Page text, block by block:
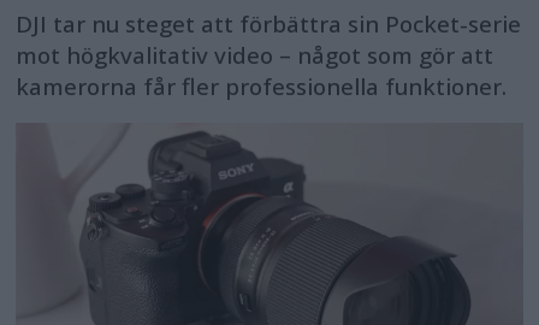
DJI tar nu steget att förbättra sin Pocket-serie
mot högkvalitativ video – något som gör att
kamerorna får fler professionella funktioner.